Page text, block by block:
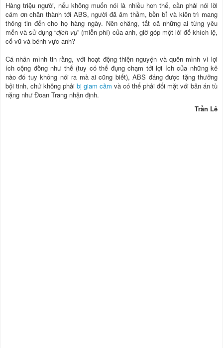
Hàng triệu người, nếu không muốn nói là nhiều hơn thế, cần phải nói lời
cám ơn chân thành tới ABS, người đã âm thầm, bền bỉ và kiên trì mang
thông tin đến cho họ hàng ngày. Nên chăng, tất cả những ai từng yêu
mến và sử dụng “dịch vụ” (miễn phí) của anh, giờ góp một lời để khích lệ,
cổ vũ và bênh vực anh?
Cá nhân mình tin rằng, với hoạt động thiện nguyện và quên mình vì lợi
ích cộng đồng như thế (tuy có thể đụng chạm tới lợi ích của những kẻ
nào đó tuy không nói ra mà ai cũng biết), ABS đáng được tặng thưởng
bội tinh, chứ không phải bị giam cầm và có thể phải đối mặt với bản án tù
nặng như Đoan Trang nhận định.
Trần Lê